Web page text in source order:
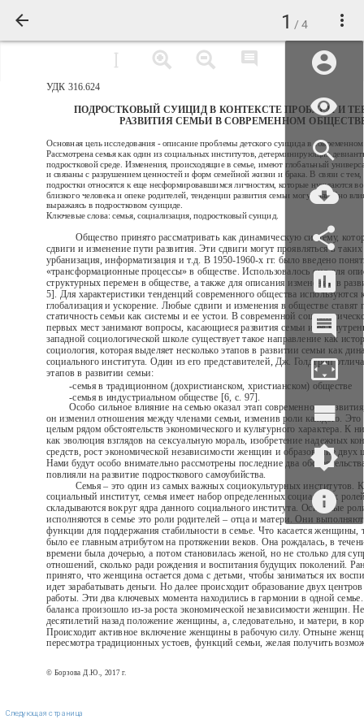
1 / 4
УДК 316.624
ПОДРОСТКОВЫЙ СУИЦИД В КОНТЕКСТЕ ПРОБЛЕМ И
РАЗВИТИЯ СЕМЬИ В СОВРЕМЕННОМ
Основная цель исследования - описание проблемы детского суицида в
Рассмотрена семья как один из социальных институтов, детерминирующих
подростковой среде. Изменения, происходящие в семье, имеют глобальный
и связаны с разрушением ценностей и форм семейной жизни и брака. В связи с тем,
подростки относятся к еще несформировавшимся личностям, которые нуждаются
близкого человека и опеке родителей, тенденции развития семьи могут пагубно
выражаясь в подростковом суициде.
Ключевые слова: семья, социализация, подростковый суицид.
Общество принято рассматривать как динамическую систему,
сдвиги и изменение пути развития. Эти сдвиги могут проявляться в
урбанизация, информатизация и т.д. В 1950-1960-х гг. было введено
«трансформационные процессы» в обществе. Использовалось оно для
структурных перемен в обществе, а также для описания изменений в
5]. Для характеристики тенденций современного общества используются
глобализация и ускорение. Любые сдвиги и изменения в обществе ставят
статичность семьи как системы и ее устои. В современной
первых мест занимают вопросы, касающиеся развития семьи и ее
западной социологической школе существует такое направление как
социология, которая выделяет несколько этапов в развитии семьи как
социального института. Один из его представителей, Дж. Голдтроп
этапов в развитии семьи:
-семья в традиционном (дохристианском, христианском) обществе
-семья в индустриальном обществе [6, с. 97].
Особо сильное влияние на семью оказал этап современного
он изменил отношения между членами семьи, изменив роли каждого. Это
целым рядом обстоятельств экономического и культурного характера. К
как эволюция взглядов на сексуальную мораль, изобретение надежных
средств, рост экономической независимости женщин и образование двух
Нами будут особо внимательно рассмотрены последние два
повлияли на развитие подросткового самоубийства.
Семья – это один из самых важных социокультурных институтов.
социальный институт, семья имеет набор определенных социальных
складываются вокруг ядра данного социального института. Основные
исполняются в семье это роли родителей – отца и матери. Они
функции для поддержания стабильности в семье. Что касается женщины,
было ее главным атрибутом на протяжении веков. Она рождалась, в
времени была дочерью, а потом становилась женой, но не столько для
отношений, сколько ради рождения и воспитания будущих поколений.
принято, что женщина остается дома с детьми, чтобы заниматься их
идет зарабатывать деньги. Но далее происходит образование двух
работы. Эти два ключевых момента находились в гармонии в одной
баланса произошло из-за роста экономической независимости женщин.
десятилетий назад положение женщины, а, следовательно, и матери, в
Происходит активное включение женщины в рабочую силу. Отныне
пересмотра традиционных устоев, функций семьи, желая получить
© Борзова Д.Ю., 2017 г.
Следующая страница